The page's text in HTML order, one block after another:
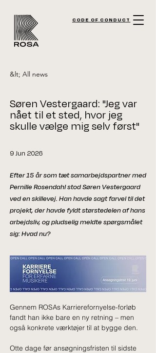
CODE OF CONDUCT
&lt; All news
Søren Vestergaard: "Jeg var
nået til et sted, hvor jeg
skulle vælge mig selv først"
9 Jun 2026
Efter 15 år som tæt samarbejdspartner med
Pernille Rosendahl stod Søren Vestergaard
ved en skillevej. Han havde sagt farvel til det
projekt, der havde fyldt størstedelen af hans
arbejdsliv, og pludselig meldte spørgsmålet
sig: Hvad nu?
Gennem ROSAs Karrierefornyelse-forløb
fandt han ikke bare en ny retning – men
også konkrete værktøjer til at bygge den.
Otte dage før ansøgningsfristen til sidste